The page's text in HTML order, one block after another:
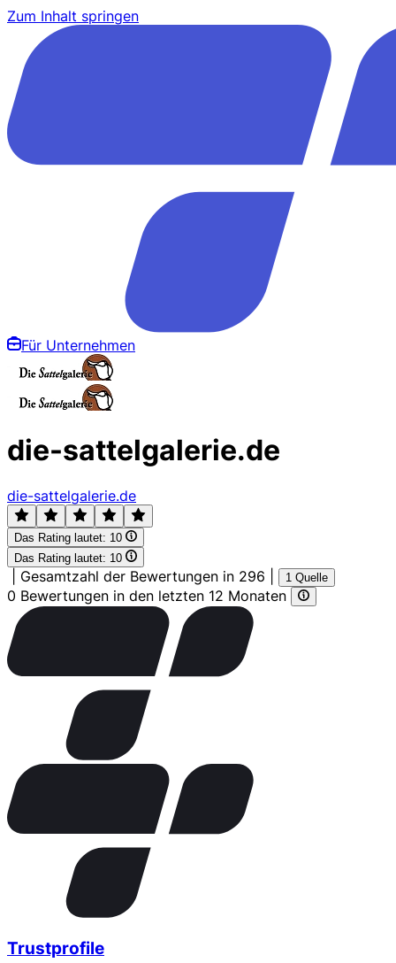
Zum Inhalt springen
Für Unternehmen
die-sattelgalerie.de
die-sattelgalerie.de
Das Rating lautet: 10
Das Rating lautet: 10
Gesamtzahl der Bewertungen in 296 1 Quelle
0 Bewertungen in den letzten 12 Monaten
Trustprofile